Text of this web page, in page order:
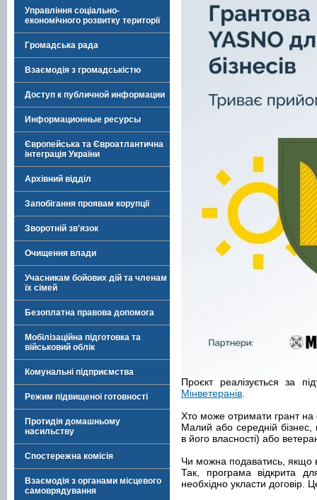
Управління соціально-
економічного розвитку території
Громадська рада
Взаємодія з громадськістю
Доступ к публичной информации
Информационные ресурсы
Європейська та Євроатлантична
інтеграція України
Архівний відділ
Запобігання проявам корупції
Зворотній зв'язок
Очищення влади
Учасникам бойових дій та членам
їх сімей
Безоплатна правова допомога
Мобілізаційна підготовка та
військовий облік
Комунальні підприємства
Режим підвищеної готовності
Протидія домашньому
насильству
Спостережна комісія
Взаємодія з органами місцевого
самоврядування
Проєкт реалізується за
Мінветеранів
Хто може отримати грант на
Малий або середній бізнес,
в його власності) або
Чи можна подаватись, якщо
Так, програма відкрита
необхідно укласти